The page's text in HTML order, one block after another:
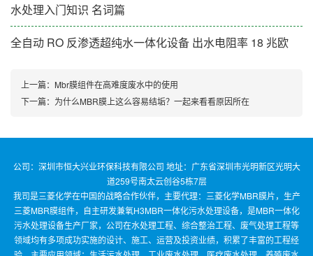
水处理入门知识 名词篇
全自动 RO 反渗透超纯水一体化设备 出水电阻率 18 兆欧
上一篇： Mbr膜组件在高难度废水中的使用
下一篇： 为什么MBR膜上这么容易结垢？一起来看看原因所在
公司：深圳市恒大兴业环保科技有限公司 地址：广东省深圳市光明新区光明大
道259号南太云创谷5栋7层
我司是三菱化学在中国的战略合作伙伴，主要代理：三菱化学MBR膜片，生产
三菱MBR膜组件，自主研发兼氧H3MBR一体化污水处理设备，是MBR一体化
污水处理设备生产厂家，公司在水处理工程、综合整治工程、废气处理工程等
领域均有多项成功实施的设计、施工、运营及投资业绩，积累了丰富的工程经